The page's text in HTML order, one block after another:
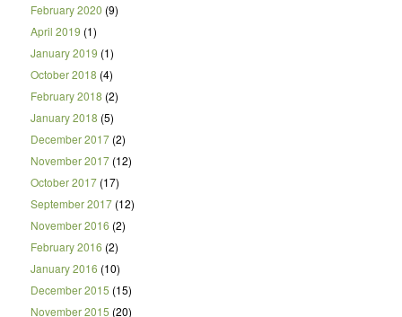
February 2020 (9)
April 2019 (1)
January 2019 (1)
October 2018 (4)
February 2018 (2)
January 2018 (5)
December 2017(2)
November 2017(12)
October 2017(17)
September 2017(12)
November 2016 (2)
February 2016 (2)
January 2016 (10)
December 2015 (15)
November 2015 (20)